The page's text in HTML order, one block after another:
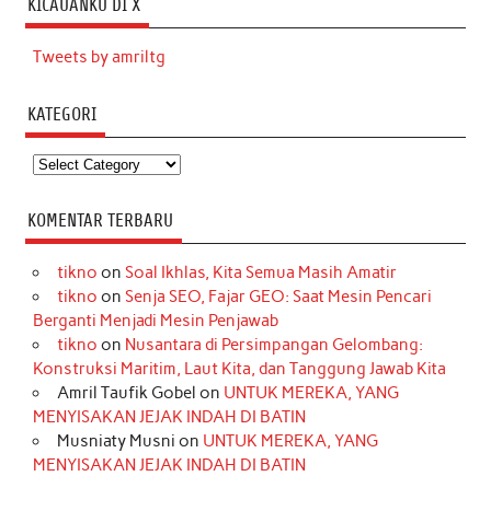
KICAUANKU DI X
Tweets by amriltg
KATEGORI
Kategori
KOMENTAR TERBARU
tikno on Soal Ikhlas, Kita Semua Masih Amatir
tikno on Senja SEO, Fajar GEO: Saat Mesin Pencari
Berganti Menjadi Mesin Penjawab
tikno on Nusantara di Persimpangan Gelombang:
Konstruksi Maritim, Laut Kita, dan Tanggung Jawab Kita
Amril Taufik Gobel on UNTUK MEREKA, YANG
MENYISAKAN JEJAK INDAH DI BATIN
Musniaty Musni on UNTUK MEREKA, YANG
MENYISAKAN JEJAK INDAH DI BATIN